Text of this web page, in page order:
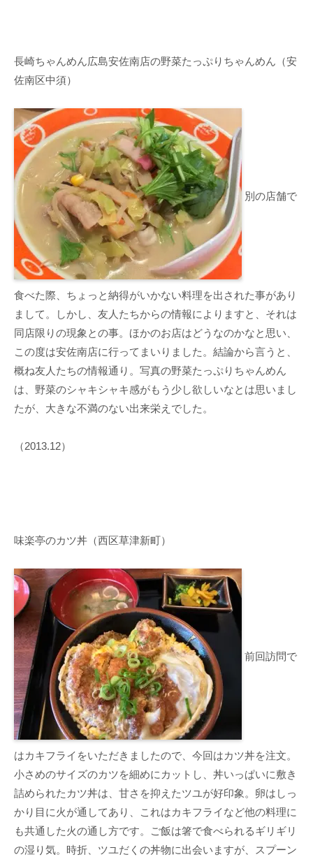
長崎ちゃんめん広島安佐南店の野菜たっぷりちゃんめん（安
佐南区中須）
別の店舗で
食べた際、ちょっと納得がいかない料理を出された事があり
まして。しかし、友人たちからの情報によりますと、それは
同店限りの現象との事。ほかのお店はどうなのかなと思い、
この度は安佐南店に行ってまいりました。結論から言うと、
概ね友人たちの情報通り。写真の野菜たっぷりちゃんめん
は、野菜のシャキシャキ感がもう少し欲しいなとは思いまし
たが、大きな不満のない出来栄えでした。
（2013.12）
味楽亭のカツ丼（西区草津新町）
前回訪問で
はカキフライをいただきましたので、今回はカツ丼を注文。
小さめのサイズのカツを細めにカットし、丼いっぱいに敷き
詰められたカツ丼は、甘さを抑えたツユが好印象。卵はしっ
かり目に火が通してあり、これはカキフライなど他の料理に
も共通した火の通し方です。ご飯は箸で食べられるギリギリ
の湿り気。時折、ツユだくの丼物に出会いますが、スプーン